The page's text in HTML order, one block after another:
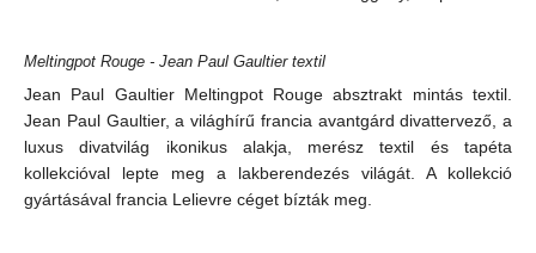
Meltingpot Rouge - Jean Paul Gaultier textil
Jean Paul Gaultier Meltingpot Rouge absztrakt mintás textil.
Jean Paul Gaultier, a világhírű francia avantgárd divattervező, a
luxus divatvilág ikonikus alakja, merész textil és tapéta
kollekcióval lepte meg a lakberendezés világát. A kollekció
gyártásával francia Lelievre céget bízták meg.